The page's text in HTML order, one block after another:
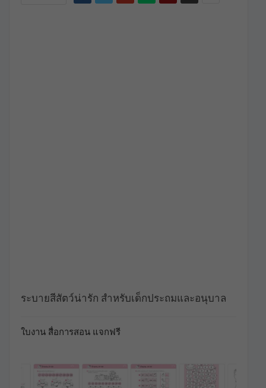
ระบายสีสัตว์น่ารัก สำหรับเด็กประถมและอนุบาล
ใบงาน สื่อการสอน แจกฟรี